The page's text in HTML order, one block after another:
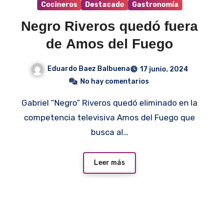
Cocineros Destacado Gastronomía
Negro Riveros quedó fuera
de Amos del Fuego
Eduardo Baez Balbuena
17 junio, 2024
No hay comentarios
Gabriel “Negro” Riveros quedó eliminado en la
competencia televisiva Amos del Fuego que
busca al…
Leer más